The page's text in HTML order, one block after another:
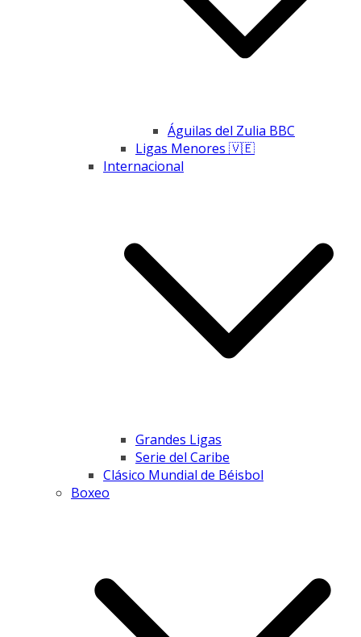
Águilas del Zulia BBC
Ligas Menores 🇻🇪
Internacional
Grandes Ligas
Serie del Caribe
Clásico Mundial de Béisbol
Boxeo